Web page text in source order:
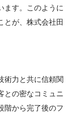
ます。このように
とが、株式会社田
術力と共に信頼関
との密なコミュニ
階から完了後のフ